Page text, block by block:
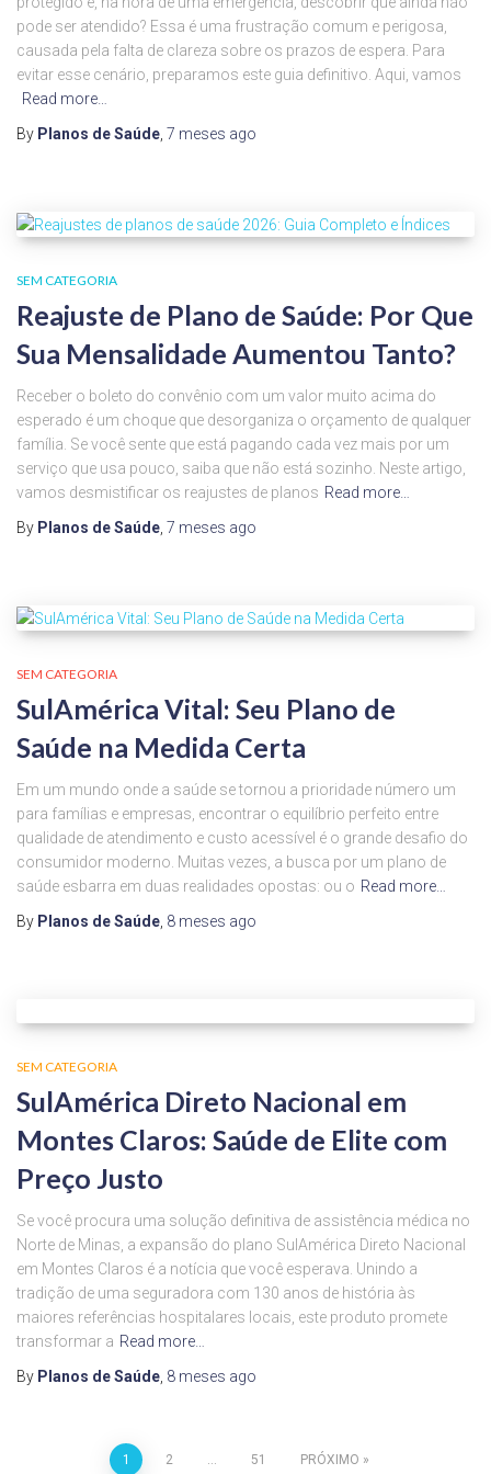
pode ser atendido? Essa é uma frustração comum e perigosa,
causada pela falta de clareza sobre os prazos de espera. Para
evitar esse cenário, preparamos este guia definitivo. Aqui, vamos
Read more…
By Planos de Saúde 7 meses ago
SEM CATEGORIA
Reajuste de Plano de Saúde: Por Que
Sua Mensalidade Aumentou Tanto?
Receber o boleto do convênio com um valor muito acima do
esperado é um choque que desorganiza o orçamento de qualquer
família. Se você sente que está pagando cada vez mais por um
serviço que usa pouco, saiba que não está sozinho. Neste artigo,
vamos desmistificar os reajustes de planos Read more…
By Planos de Saúde 7 meses ago
SEM CATEGORIA
SulAmérica Vital: Seu Plano de
Saúde na Medida Certa
Em um mundo onde a saúde se tornou a prioridade número um
para famílias e empresas, encontrar o equilíbrio perfeito entre
qualidade de atendimento e custo acessível é o grande desafio do
consumidor moderno. Muitas vezes, a busca por um plano de
saúde esbarra em duas realidades opostas: ou o Read more…
By Planos de Saúde, 8 meses ago
SEM CATEGORIA
SulAmérica Direto Nacional em
Montes Claros: Saúde de Elite com
Preço Justo
Se você procura uma solução definitiva de assistência médica no
Norte de Minas, a expansão do plano SulAmérica Direto Nacional
em Montes Claros é a notícia que você esperava. Unindo a
tradição de uma seguradora com 130 anos de história às
maiores referências hospitalares locais, este produto promete
transformar a Read more…
By Planos de Saúde, 8 meses ago
1 2 … 51 PRÓXIMO